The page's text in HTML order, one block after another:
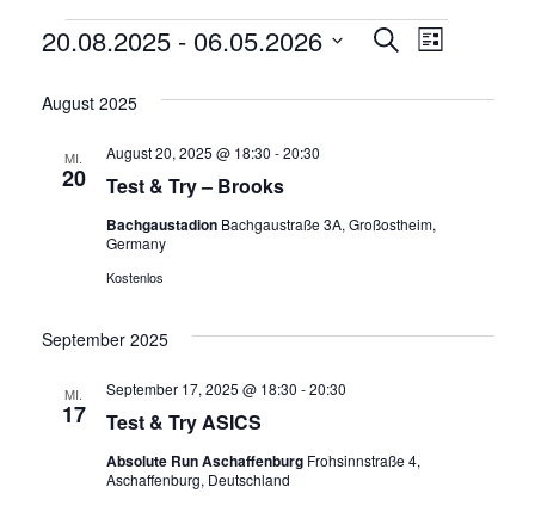
Navigation
Suche
Liste
20.08.2025 - 06.05.2026
wählen.
August 2025
MI.
20 Test & Try – Brooks
August 20, 2025 @ 18:30 -20:30
Bachgaustadion Bachgaustraße 3A, Großostheim,
Germany
Kostenlos
September 2025
MI.
17 Test & Try ASICS
September 17, 2025 @ 18:30 -20:30
Absolute Run Aschaffenburg Frohsinnstraße 4,
Aschaffenburg, Deutschland